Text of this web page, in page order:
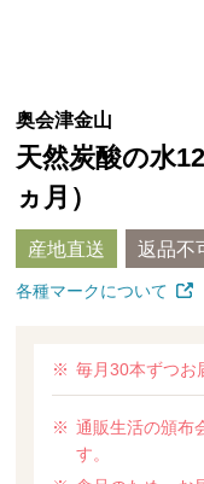
奥会津金山
天然炭酸の水
ヵ月）
産地直送 返品不
各種マークについて
毎月30本ずつお
通販生活の頒布
す。